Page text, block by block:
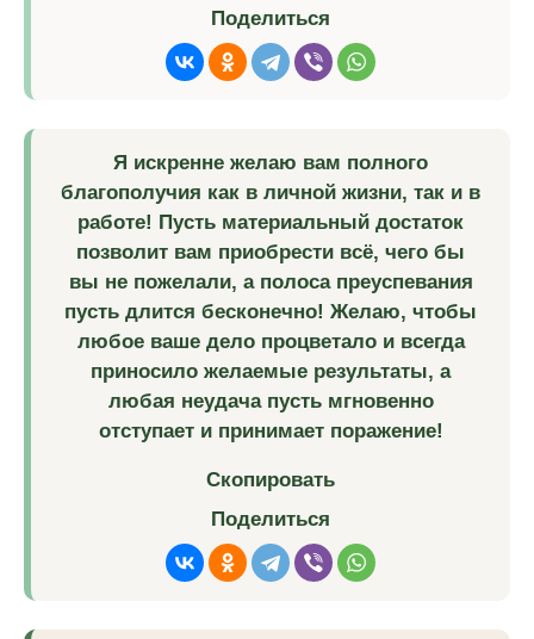
Поделиться
Я искренне желаю вам полного
благополучия как в личной жизни, так и в
работе! Пусть материальный достаток
позволит вам приобрести всё, чего бы
вы не пожелали, а полоса преуспевания
пусть длится бесконечно! Желаю, чтобы
любое ваше дело процветало и всегда
приносило желаемые результаты, а
любая неудача пусть мгновенно
отступает и принимает поражение!
Скопировать
Поделиться